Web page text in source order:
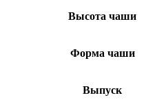
Высота чаши
Форма чаши
Выпуск